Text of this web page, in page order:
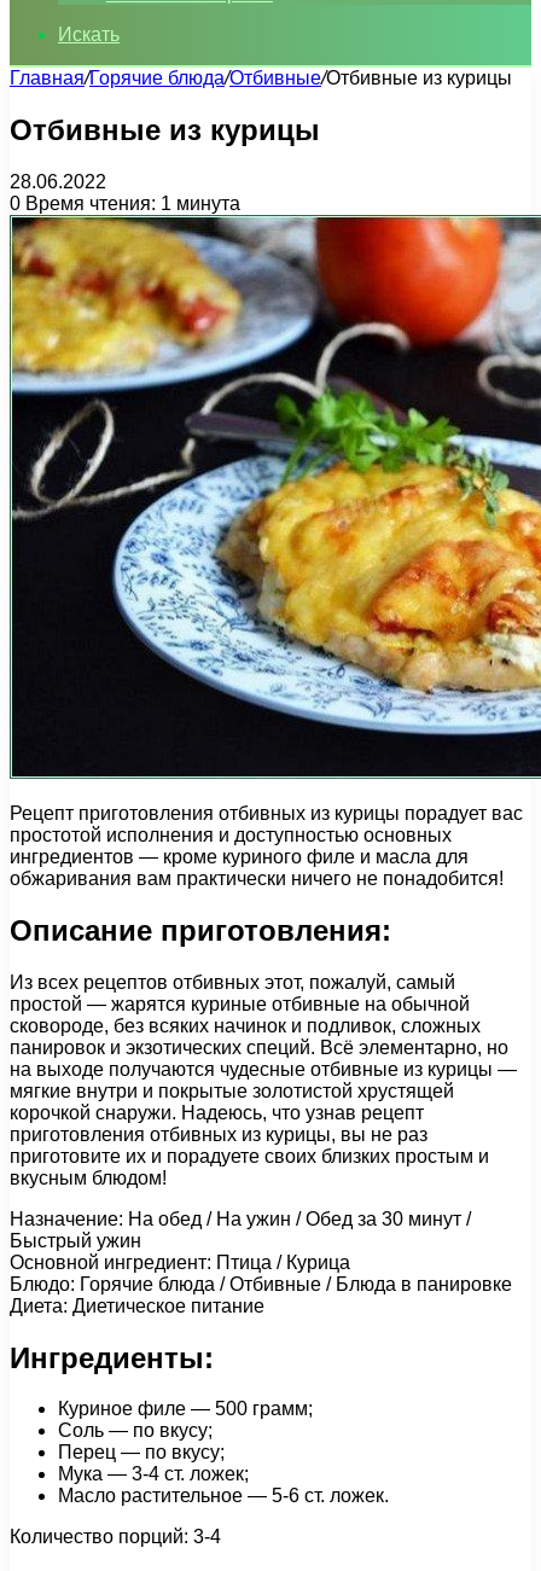
Искать
Главная/Горячие блюда/Отбивные/Отбивные из курицы
Отбивные из курицы
28.06.2022
0 Время чтения: 1 минута
Рецепт приготовления отбивных из курицы порадует вас
простотой исполнения и доступностью основных
ингредиентов — кроме куриного филе и масла для
обжаривания вам практически ничего не понадобится!
Описание приготовления:
Из всех рецептов отбивных этот, пожалуй, самый
простой — жарятся куриные отбивные на обычной
сковороде, без всяких начинок и подливок, сложных
панировок и экзотических специй. Всё элементарно, но
на выходе получаются чудесные отбивные из курицы —
мягкие внутри и покрытые золотистой хрустящей
корочкой снаружи. Надеюсь, что узнав рецепт
приготовления отбивных из курицы, вы не раз
приготовите их и порадуете своих близких простым и
вкусным блюдом!
Назначение: На обед / На ужин / Обед за 30 минут /
Быстрый ужин
Основной ингредиент: Птица / Курица
Блюдо: Горячие блюда / Отбивные / Блюда в панировке
Диета: Диетическое питание
Ингредиенты:
Куриное филе — 500 грамм;
Соль — по вкусу;
Перец — по вкусу;
Мука — 3-4 ст. ложек;
Масло растительное — 5-6 ст. ложек.
Количество порций: 3-4